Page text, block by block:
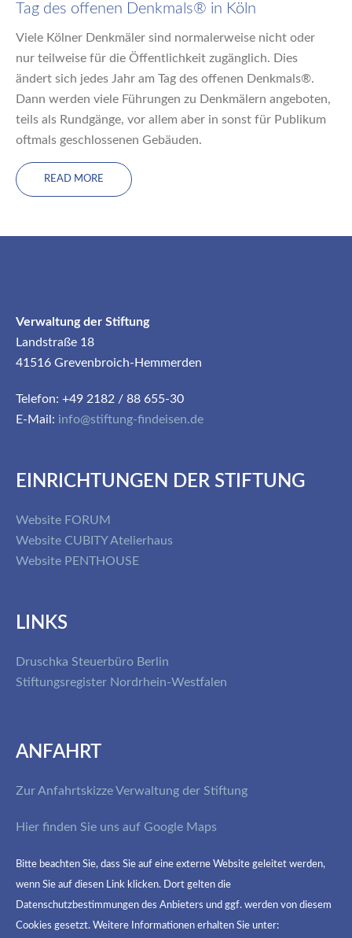
Tag des offenen Denkmals® in Köln
Viele Kölner Denkmäler sind normalerweise nicht oder
nur teilweise für die Öffentlichkeit zugänglich. Dies
ändert sich jedes Jahr am Tag des offenen Denkmals®.
Dann werden viele Führungen zu Denkmälern angeboten,
teils als Rundgänge, vor allem aber in sonst für Publikum
oftmals geschlossenen Gebäuden.
READ MORE
Verwaltung der Stiftung
Landstraße 18
41516 Grevenbroich-Hemmerden
Telefon: +49 2182 / 88 655-30
E-Mail: info@stiftung-findeisen.de
EINRICHTUNGEN DER STIFTUNG
Website FORUM
Website CUBITY Atelierhaus
Website PENTHOUSE
LINKS
Druschka Steuerbüro Berlin
Stiftungsregister Nordrhein-Westfalen
ANFAHRT
Zur Anfahrtskizze Verwaltung der Stiftung
Hier finden Sie uns auf Google Maps
Bitte beachten Sie, dass Sie auf eine externe Website geleitet werden,
wenn Sie auf diesen Link klicken. Dort gelten die
Datenschutzbestimmungen des Anbieters und ggf. werden von diesem
Cookies gesetzt. Weitere Informationen erhalten Sie unter: